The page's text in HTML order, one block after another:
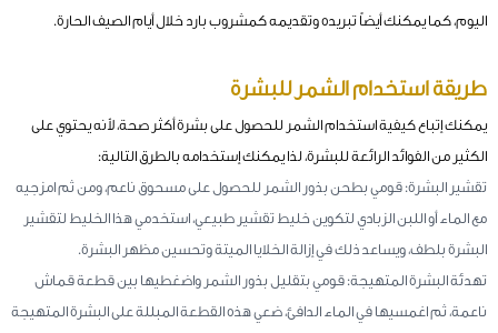
اليوم، كما يمكنك أيضاً تبريده وتقديمه كمشروب بارد خلال أيام الصيف الحارة.
طريقة استخدام الشمر للبشرة
يمكنك إتباع كيفية استخدام الشمر للحصول على بشرة أكثر صحة، لأنه يحتوي على
الكثير من الفوائد الرائعة للبشرة، لذا يمكنك إستخدامه بالطرق التالية:
تقشير البشرة: قومي بطحن بذور الشمر للحصول على مسحوق ناعم، ومن ثم امزجيه
مع الماء أو اللبن الزبادي لتكوين خليط تقشير طبيعي، استخدمي هذا الخليط لتقشير
البشرة بلطف، ويساعد ذلك في إزالة الخلايا الميتة وتحسين مظهر البشرة.
تهدئة البشرة المتهيجة: قومي بتقليل بذور الشمر واضغطيها بين قطعة قماش
ناعمة، ثم اغمسيها في الماء الدافئ، ضعي هذه القطعة المبللة على البشرة المتهيجة